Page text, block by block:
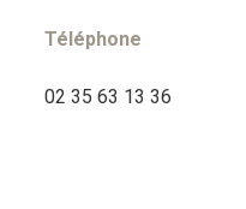
Téléphone
02 35 63 13 36